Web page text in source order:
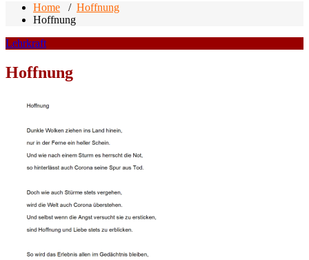
Home / Hoffnung
Hoffnung
Lehrkraft
Hoffnung